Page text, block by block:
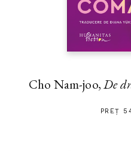
Cho Nam-joo,De
PREȚ